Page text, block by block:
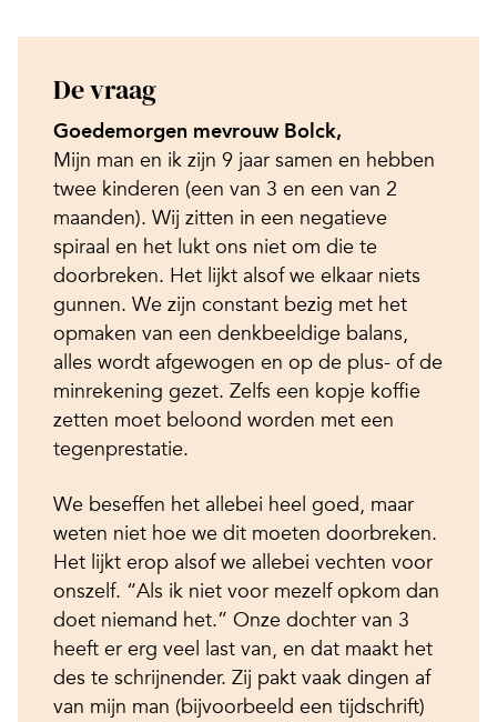
De vraag
Goedemorgen mevrouw Bolck,
Mijn man en ik zijn 9 jaar samen en hebben
twee kinderen (een van 3 en een van 2
maanden). Wij zitten in een negatieve
spiraal en het lukt ons niet om die te
doorbreken. Het lijkt alsof we elkaar niets
gunnen. We zijn constant bezig met het
opmaken van een denkbeeldige balans,
alles wordt afgewogen en op de plus- of de
minrekening gezet. Zelfs een kopje koffie
zetten moet beloond worden met een
tegenprestatie.
We beseffen het allebei heel goed, maar
weten niet hoe we dit moeten doorbreken.
Het lijkt erop alsof we allebei vechten voor
onszelf. “Als ik niet voor mezelf opkom dan
doet niemand het.” Onze dochter van 3
heeft er erg veel last van, en dat maakt het
des te schrijnender. Zij pakt vaak dingen af
van mijn man (bijvoorbeeld een tijdschrift)